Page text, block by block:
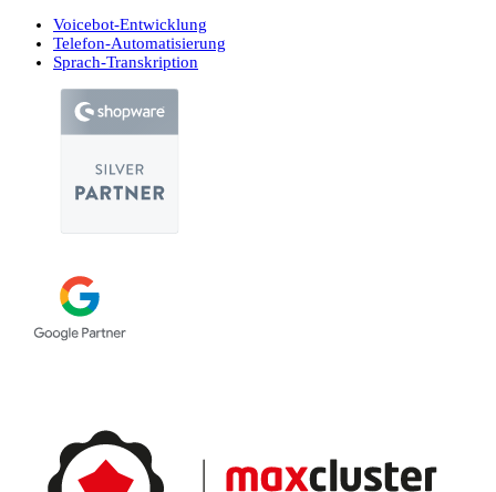
Voicebot-Entwicklung
Telefon-Automatisierung
Sprach-Transkription